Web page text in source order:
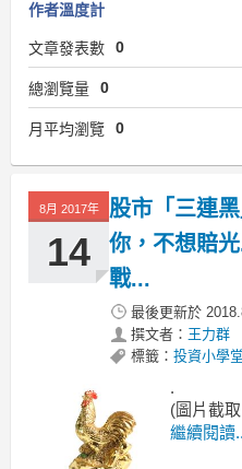
作者溫度計
文章發表數 0
總瀏覽量 0
月平均瀏覽 0
8月 2017年
14
股市「三連
你，不想賠
戰...
最後更新於
撰文者： 王力群
標籤： 投資小學堂
.
(圖片截
繼續閱讀